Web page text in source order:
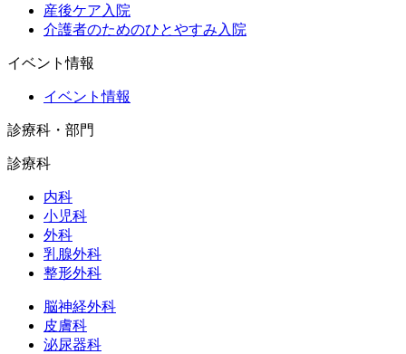
産後ケア入院
介護者のためのひとやすみ入院
イベント情報
イベント情報
診療科・部門
診療科
内科
小児科
外科
乳腺外科
整形外科
脳神経外科
皮膚科
泌尿器科